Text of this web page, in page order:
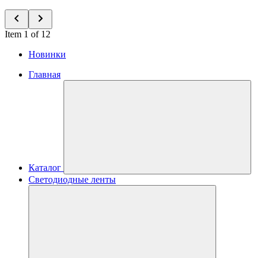
Item 1 of 12
Новинки
Главная
Каталог
Светодиодные ленты